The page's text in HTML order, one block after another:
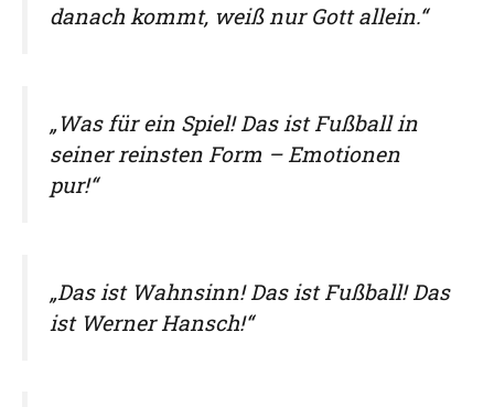
danach kommt, weiß nur Gott allein.“
„Was für ein Spiel! Das ist Fußball in
seiner reinsten Form – Emotionen
pur!“
„Das ist Wahnsinn! Das ist Fußball! Das
ist Werner Hansch!“